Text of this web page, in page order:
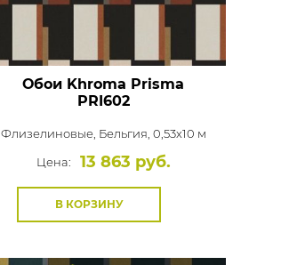
Обои Khroma Prisma
PRI602
Флизелиновые, Бельгия, 0,53x10 м
Цена:
13 863 руб.
В КОРЗИНУ